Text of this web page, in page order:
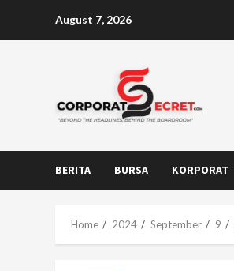
August 7, 2026
BERITA BURSA KORPORAT
Home 2024 September 9